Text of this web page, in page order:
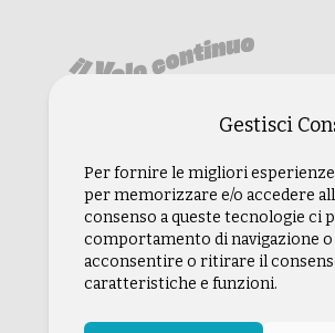
Gestisci
Per fornire le migliori
per memorizzare e/o accedere
consenso a queste tecnologie ci
comportamento di navigazione
acconsentire o ritirare il
caratteristiche e funzioni.